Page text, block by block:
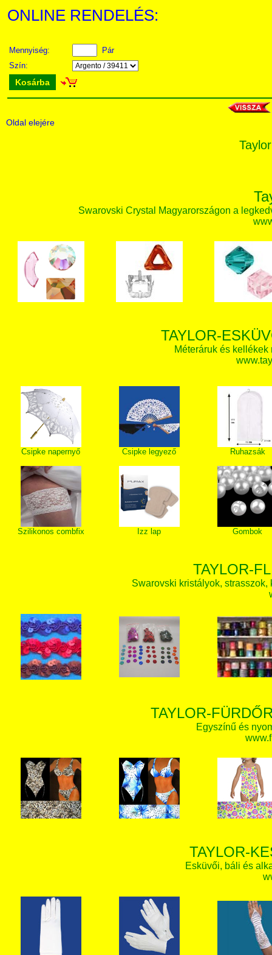
ONLINE RENDELÉS:
Mennyiség:
Pár
Szín:
Kosárba
Oldal elejére
Swarovski Crystal Magyarországon a
TAYLOR-
Méteráruk és
Csipke napernyő Csipke legyező Ruhazsák
Szilikonos combfix Izz lap Gombok
TAYLOR-
Swarovski kristályok,
TAYLOR-
Egyszínű és
TAYLOR-
Esküvői, báli és